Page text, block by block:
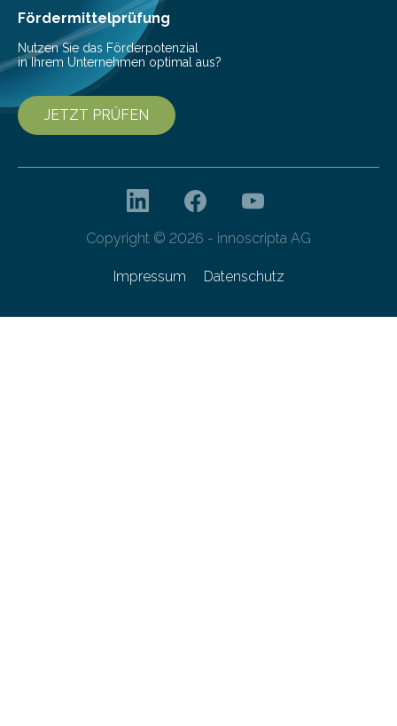
Gefahr erheblicher…
Fördermittelprüfung
Nutzen Sie das Förderpotenzial
in Ihrem Unternehmen optimal aus?
JETZT PRÜFEN
Copyright © 2026 - innoscripta AG
Impressum Datenschutz